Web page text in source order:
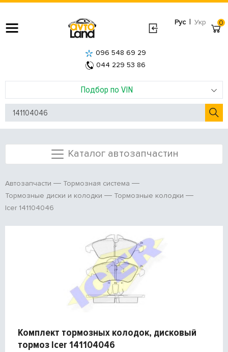
Рус | Укр
Подбор по VIN
096 548 69 29
044 229 53 86
0
Каталог автозапчастин
Автозапчасти
Тормозная система
Тормозные диски и колодки
Тормозные колодки
Icer 141104046
Комплект тормозных колодок, дисковый
тормоз Icer 141104046